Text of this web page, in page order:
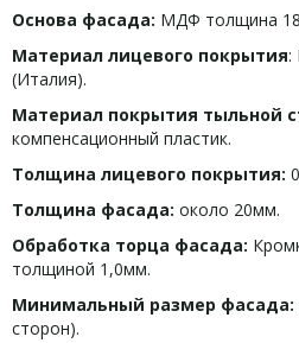
Основа фасада: МДФ толщина
Материал лицевого покрытия:
(Италия).
Материал покрытия тыльной
компенсационный пластик.
Толщина лицевого покрытия:
Толщина фасада: около 20мм.
Обработка торца фасада:
толщиной 1,0мм.
Минимальный размер фасада:
сторон).